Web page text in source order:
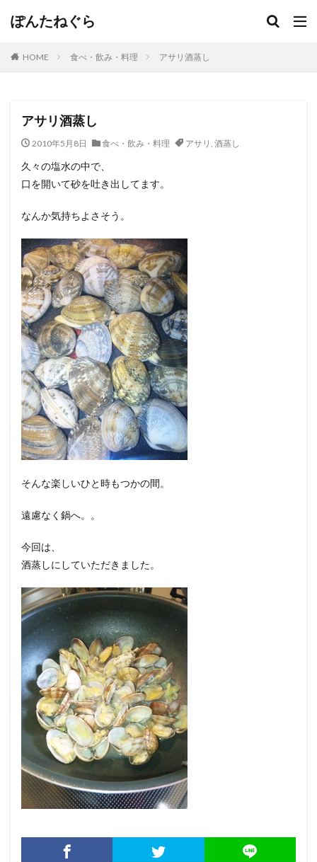
ぽんたねぐら
HOME 食べ・飲み・料理 アサリ酒蒸し
アサリ酒蒸し
2010年5月8日 食べ・飲み・料理 アサリ , 酒蒸し
久々の塩水の中で、
口を開いて砂を吐き出してます。
なんか気持ちよさそう。
そんな楽しいひと時もつかの間。
遠慮なく鍋へ。。
今回は、
酒蒸しにしていただきました。